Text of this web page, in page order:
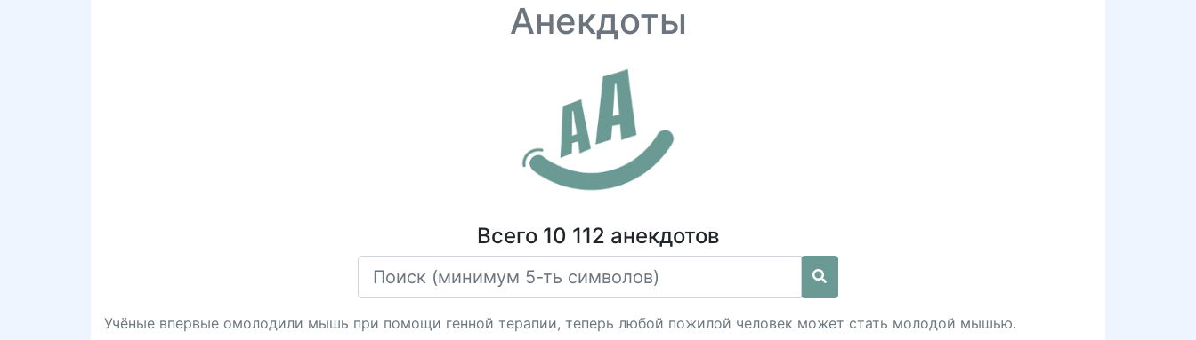
Анекдоты
Всего 10 112 анекдотов
Учёные впервые омолодили мышь при помощи генной терапии, теперь любой пожилой человек может стать молодой мышью.